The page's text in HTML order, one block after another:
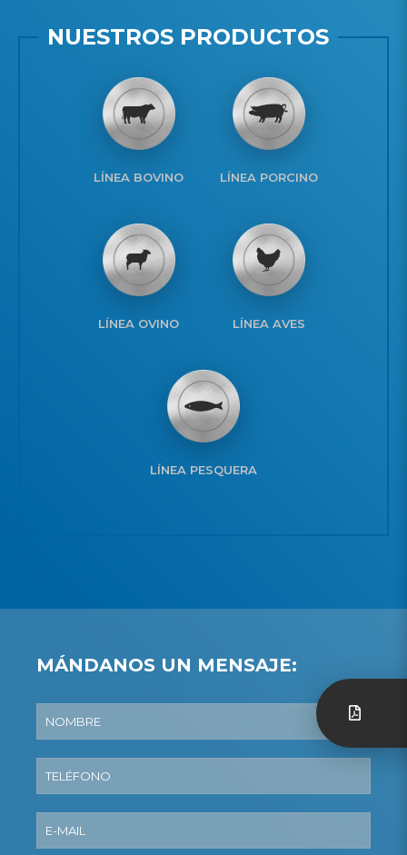
NUESTROS PRODUCTOS
LÍNEA BOVINO LÍNEA PORCINO
LÍNEA OVINO LÍNEA AVES
LÍNEA PESQUERA
MÁNDANOS UN MENSAJE: